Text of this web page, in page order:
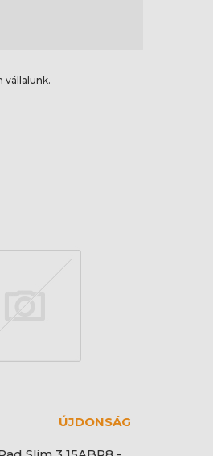
vállalunk.
ÚJDONSÁG